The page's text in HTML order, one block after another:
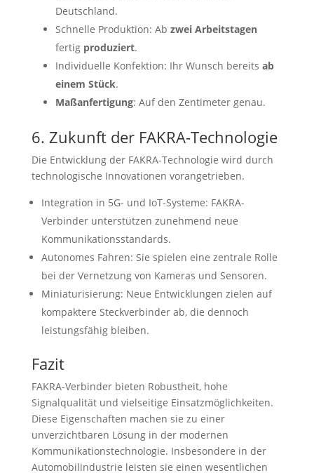
Deutschland.
Schnelle Produktion: Ab zwei Arbeitstagen
fertig produziert.
Individuelle Konfektion: Ihr Wunsch bereits ab
einem Stück.
Maßanfertigung: Auf den Zentimeter genau.
6. Zukunft der FAKRA-Technologie
Die Entwicklung der FAKRA-Technologie wird durch
technologische Innovationen vorangetrieben.
Integration in 5G- und IoT-Systeme: FAKRA-
Verbinder unterstützen zunehmend neue
Kommunikationsstandards.
Autonomes Fahren: Sie spielen eine zentrale Rolle
bei der Vernetzung von Kameras und Sensoren.
Miniaturisierung: Neue Entwicklungen zielen auf
kompaktere Steckverbinder ab, die dennoch
leistungsfähig bleiben.
Fazit
FAKRA-Verbinder bieten Robustheit, hohe
Signalqualität und vielseitige Einsatzmöglichkeiten.
Diese Eigenschaften machen sie zu einer
unverzichtbaren Lösung in der modernen
Kommunikationstechnologie. Insbesondere in der
Automobilindustrie leisten sie einen wesentlichen